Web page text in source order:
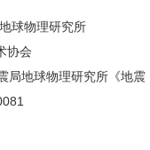
地球物理研究所
协会
局地球物理研究所《地震